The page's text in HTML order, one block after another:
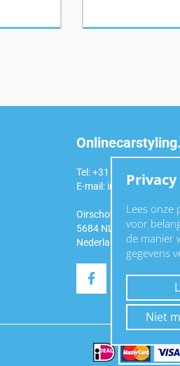
Tel: +31 (0)6 54 98 49
E-mail:
Oirschotseweg 92a
5684 NL Best
Nederland
Lees onze
voor
de manier
gegevens
Niet